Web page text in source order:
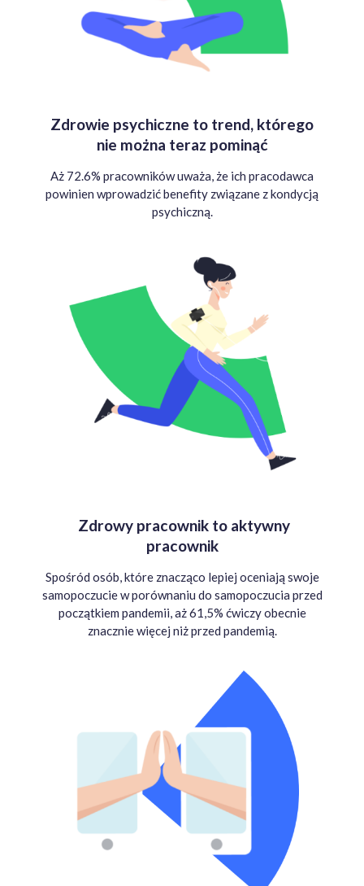
Zdrowie psychiczne to trend, którego
nie można teraz pominąć
Aż 72.6% pracowników uważa, że ich pracodawca
powinien wprowadzić benefity związane z kondycją
psychiczną.
Zdrowy pracownik to aktywny
pracownik
Spośród osób, które znacząco lepiej oceniają swoje
samopoczucie w porównaniu do samopoczucia przed
początkiem pandemii, aż 61,5% ćwiczy obecnie
znacznie więcej niż przed pandemią.